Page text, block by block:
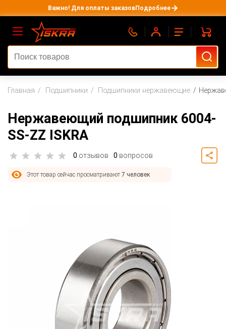
Важно! Для оплаты заказовПодробнее
Главная Подшипники Подшипники нержавеющие
Нержавеющий подшипник 6004-
SS-ZZ ISKRA
0 отзывов 0 вопросов
Этот товар сейчас просматривают7 человек